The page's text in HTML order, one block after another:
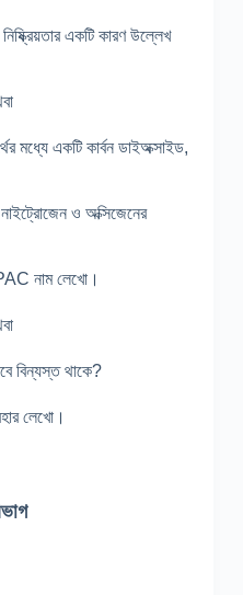
একটি কারণ উল্লেখ
মধ্যে একটি কার্বন ডাইঅক্সাইড,
ও অক্সিজেনের
নাম লেখো।
বিন্যস্ত থাকে?
লেখো।